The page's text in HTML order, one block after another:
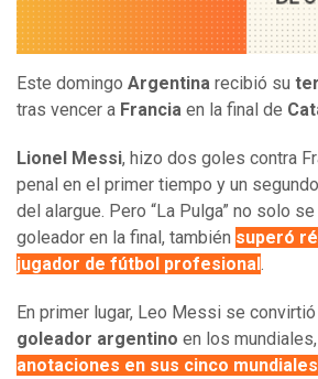
Este domingo Argentina recibió su
tras vencer a Francia en la final de
Lionel Messi, hizo dos goles contra
penal en el primer tiempo y un
del alargue. Pero “La Pulga” no solo
goleador en la final, también superó
jugador de fútbol profesional .
En primer lugar, Leo Messi se convirtió
goleador argentino en los
anotaciones en sus cinco mundiales